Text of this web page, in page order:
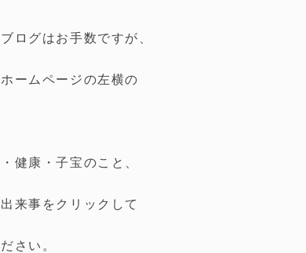
ログはお手数ですが、
ームページの左横の
健康・子宝のこと、
来事をクリックして
さい。